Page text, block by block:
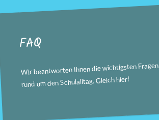
FAQ
Wir beantworten Ihnen die wichtigsten Fragen
rund um den Schulalltag. Gleichhier!